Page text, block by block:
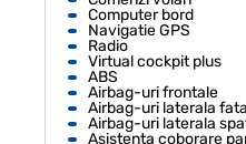
Computer bord
Navigatie GPS
Radio
Virtual cockpit plus
ABS
Airbag-uri frontale
Airbag-uri laterala fata
Airbag-uri laterala
Asistenta coborare